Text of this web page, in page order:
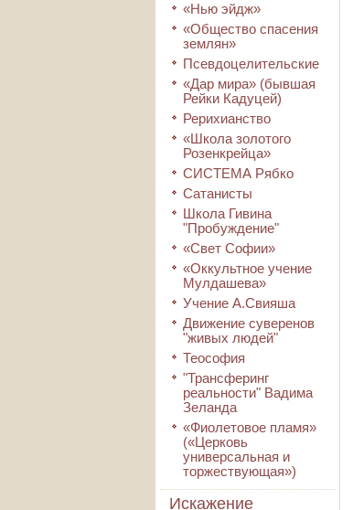
«Нью эйдж»
«Общество спасения
землян»
Псевдоцелительские
«Дар мира» (бывшая
Рейки Кадуцей)
Рерихианство
«Школа золотого
Розенкрейца»
СИСТЕМА Рябко
Сатанисты
Школа Гивина
"Пробуждение"
«Свет Софии»
«Оккультное учение
Мулдашева»
Учение А.Свияша
Движение суверенов
"живых людей"
Теософия
"Трансферинг
реальности" Вадима
Зеланда
«Фиолетовое пламя»
(«Церковь
универсальная и
торжествующая»)
Искажение